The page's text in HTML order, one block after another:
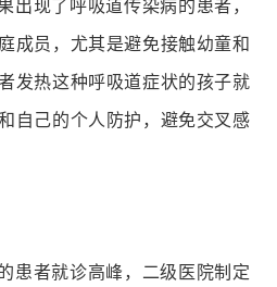
出现了呼吸道传染病的患者，
成员，尤其是避免接触幼童和
发热这种呼吸道症状的孩子就
自己的个人防护，避免交叉感
患者就诊高峰，二级医院制定